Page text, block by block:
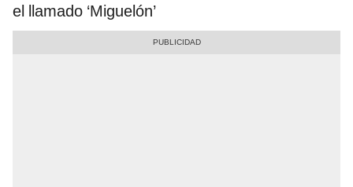
el llamado ‘Miguelón’